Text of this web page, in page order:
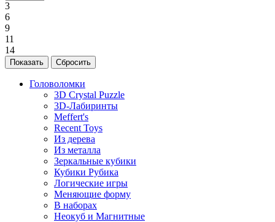
3
6
9
11
14
Головоломки
3D Crystal Puzzle
3D-Лабиринты
Meffert's
Recent Toys
Из дерева
Из металла
Зеркальные кубики
Кубики Рубика
Логические игры
Меняющие форму
В наборах
Неокуб и Магнитные